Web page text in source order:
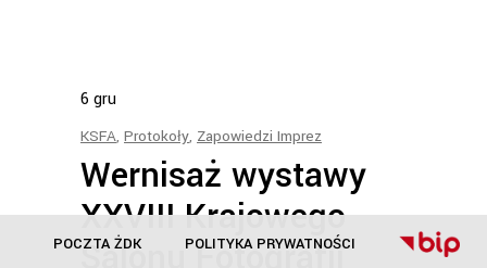
POLITYKA PRYWATNOŚCI
POCZTA ŻDK
6 gru
KSFA, Protokoły, Zapowiedzi Imprez
Wernisaż wystawy
XXVIII Krajowego